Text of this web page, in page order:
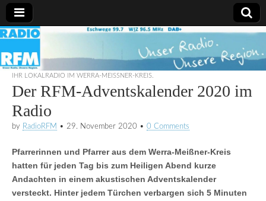
Radio
RFM
IHR LOKALRADIO IM WERRA-MEISSNER-KREIS.
Der RFM-Adventskalender 2020 im
Radio
by RadioRFM • 29. November 2020 • 0 Comments
Pfarrerinnen und Pfarrer aus dem Werra-Meißner-Kreis
hatten für jeden Tag bis zum Heiligen Abend kurze
Andachten in einem akustischen Adventskalender
versteckt. Hinter jedem Türchen verbargen sich 5 Minuten